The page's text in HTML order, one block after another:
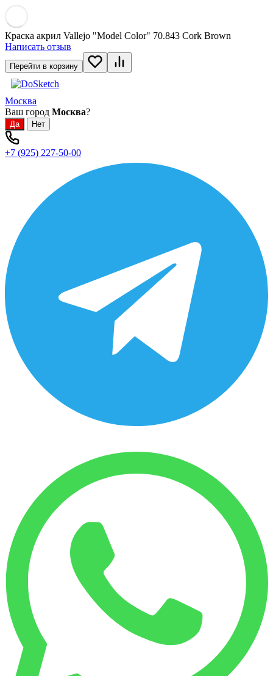
Краска акрил Vallejo "Model Color" 70.843 Cork Brown
Написать отзыв
Перейти в корзину
Москва
Ваш город Москва?
+7 (925) 227-50-00